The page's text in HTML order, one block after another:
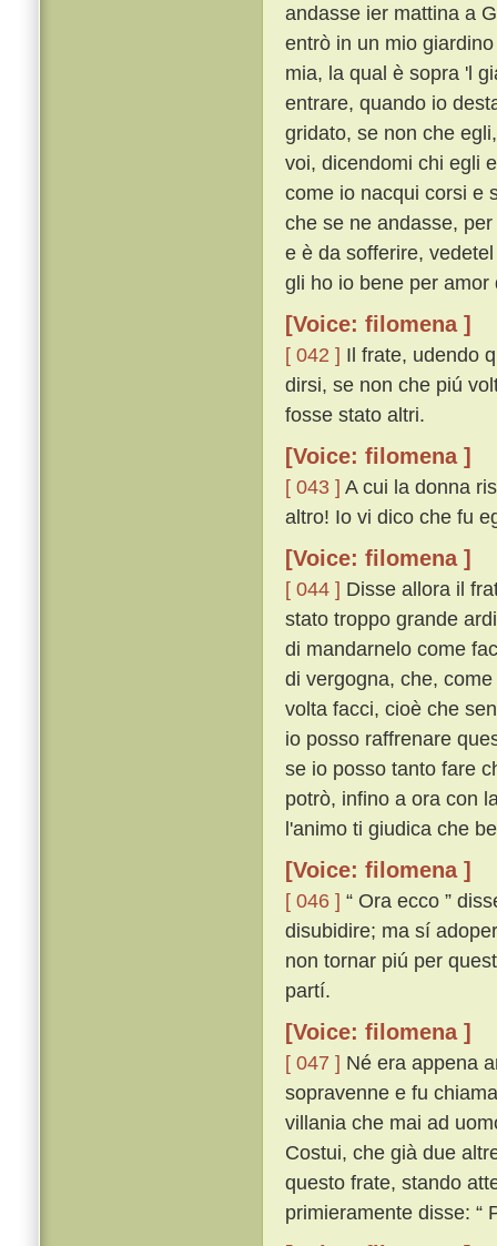
andasse ier mattina a
entrò in un mio
mia, la qual è sopra 'l
entrare, quando io
gridato, se non che
voi, dicendomi chi egli
come io nacqui corsi e
che se ne andasse,
e è da sofferire,
gli ho io bene per amor
[Voice: filomena ]
[ 042 ] Il frate, udendo
dirsi, se non che piú
fosse stato altri.
[Voice: filomena ]
[ 043 ] A cui la donna
altro! Io vi dico che fu
[Voice: filomena ]
[ 044 ] Disse allora il
stato troppo grande
di mandarnelo come
di vergogna, che,
volta facci, cioè che
io posso raffrenare
se io posso tanto fare
potrò, infino a ora con
l'animo ti giudica che
[Voice: filomena ]
[ 046 ] “ Ora ecco ”
disubidire; ma sí
non tornar piú per
partí.
[Voice: filomena ]
[ 047 ] Né era appena
sopravenne e fu
villania che mai ad
Costui, che già due
questo frate, stando
primieramente disse: “